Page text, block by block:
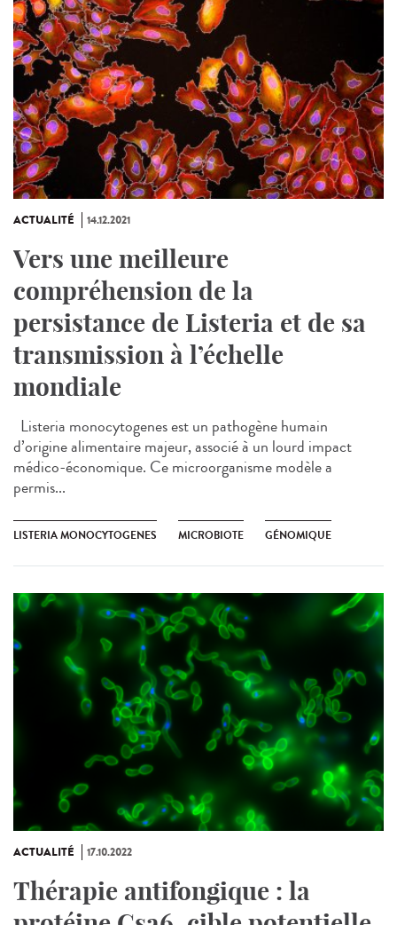
ACTUALITÉ 14.12.2021
Vers une meilleure
compréhension de la
persistance de Listeria et de sa
transmission à l’échelle
mondiale
Listeria monocytogenes est un pathogène humain
d’origine alimentaire majeur, associé à un lourd impact
médico-économique. Ce microorganisme modèle a
permis...
LISTERIA MONOCYTOGENES MICROBIOTE GÉNOMIQUE
ACTUALITÉ 17.10.2022
Thérapie antifongique : la